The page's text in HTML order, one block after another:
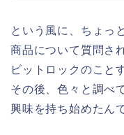
という風に、ちょっ
商品について質問さ
ビットロックのこと
その後、色々と調べ
興味を持ち始めたん